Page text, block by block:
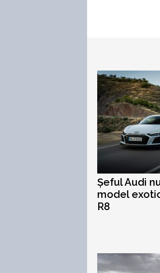
Șeful Audi
model
R8